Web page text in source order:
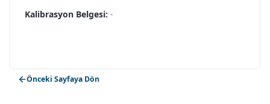
Kalibrasyon Belgesi: -
Önceki Sayfaya Dön